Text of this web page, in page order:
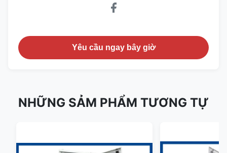
Yêu cầu ngay bây giờ
NHỮNG SẢM PHẨM TƯƠNG TỰ